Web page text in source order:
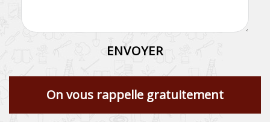
On vous rappelle gratuitement